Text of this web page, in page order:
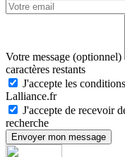
Votre message (optionnel)
caractères restants
J'accepte les
Lalliance.fr
J'accepte de recevoir
recherche
Envoyer mon message